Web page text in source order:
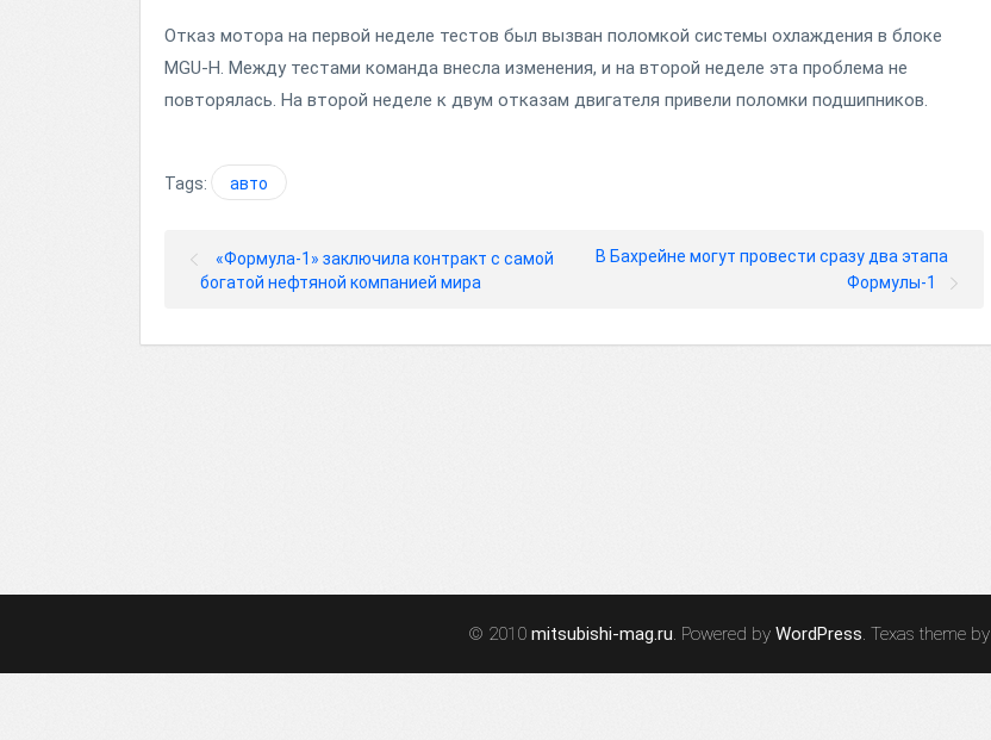
Отказ мотора на первой неделе тестов был вызван поломкой системы охлаждения в блоке
MGU-H. Между тестами команда внесла изменения, и на второй неделе эта проблема не
повторялась. На второй неделе к двум отказам двигателя привели поломки подшипников.
Tags: авто
«Формула-1» заключила контракт с самой
богатой нефтяной компанией мира
В Бахрейне могут провести сразу два этапа
Формулы-1
© 2010 mitsubishi-mag.ru. Powered by WordPress. Texas theme by